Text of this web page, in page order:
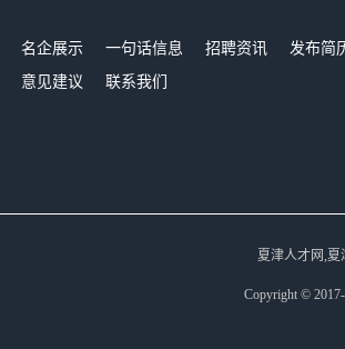
名企展示 一句话信息 招聘资讯 发布简
意见建议 联系我们
夏津人才网,夏
Copyright ©